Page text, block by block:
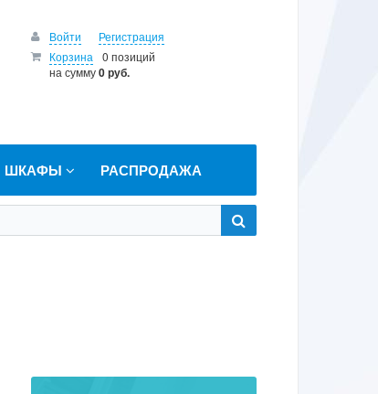
Войти
Регистрация
Корзина
0 позиций
на сумму0 руб.
ШКАФЫ РАСПРОДАЖА